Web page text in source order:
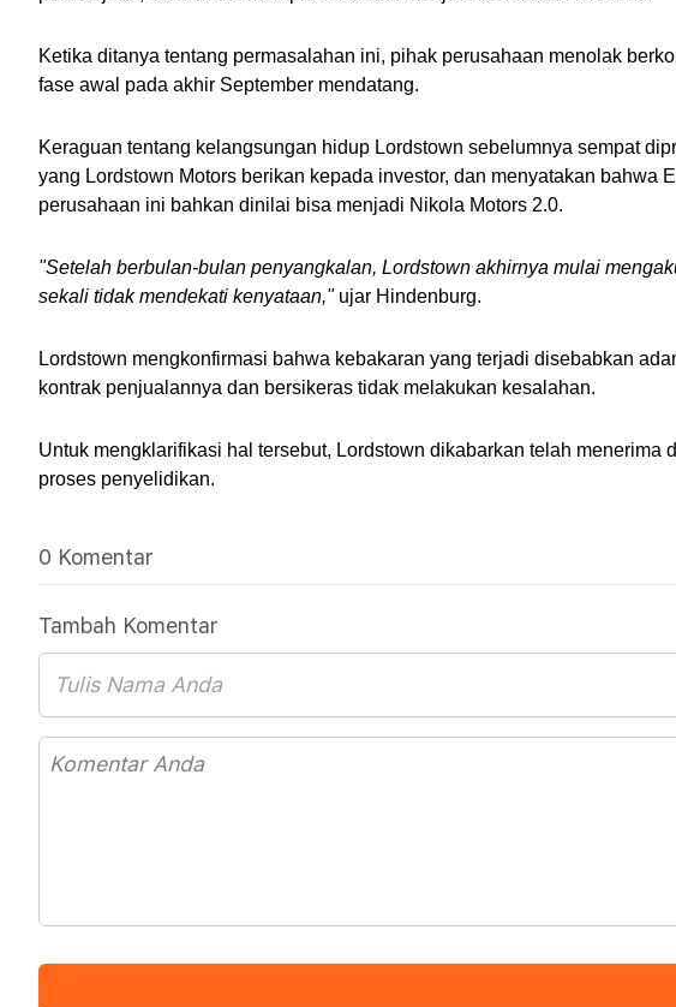
Ketika ditanya tentang permasalahan ini, pihak perusahaan menolak
fase awal pada akhir September mendatang.
Keraguan tentang kelangsungan hidup Lordstown sebelumnya sempat
yang Lordstown Motors berikan kepada investor, dan menyatakan
perusahaan ini bahkan dinilai bisa menjadi Nikola Motors 2.0.
"Setelah berbulan-bulan penyangkalan, Lordstown akhirnya mulai
sekali tidak mendekati kenyataan," ujar Hindenburg.
Lordstown mengkonfirmasi bahwa kebakaran yang terjadi disebabkan
kontrak penjualannya dan bersikeras tidak melakukan kesalahan.
Untuk mengklarifikasi hal tersebut, Lordstown dikabarkan telah
proses penyelidikan.
0 Komentar
Tambah Komentar